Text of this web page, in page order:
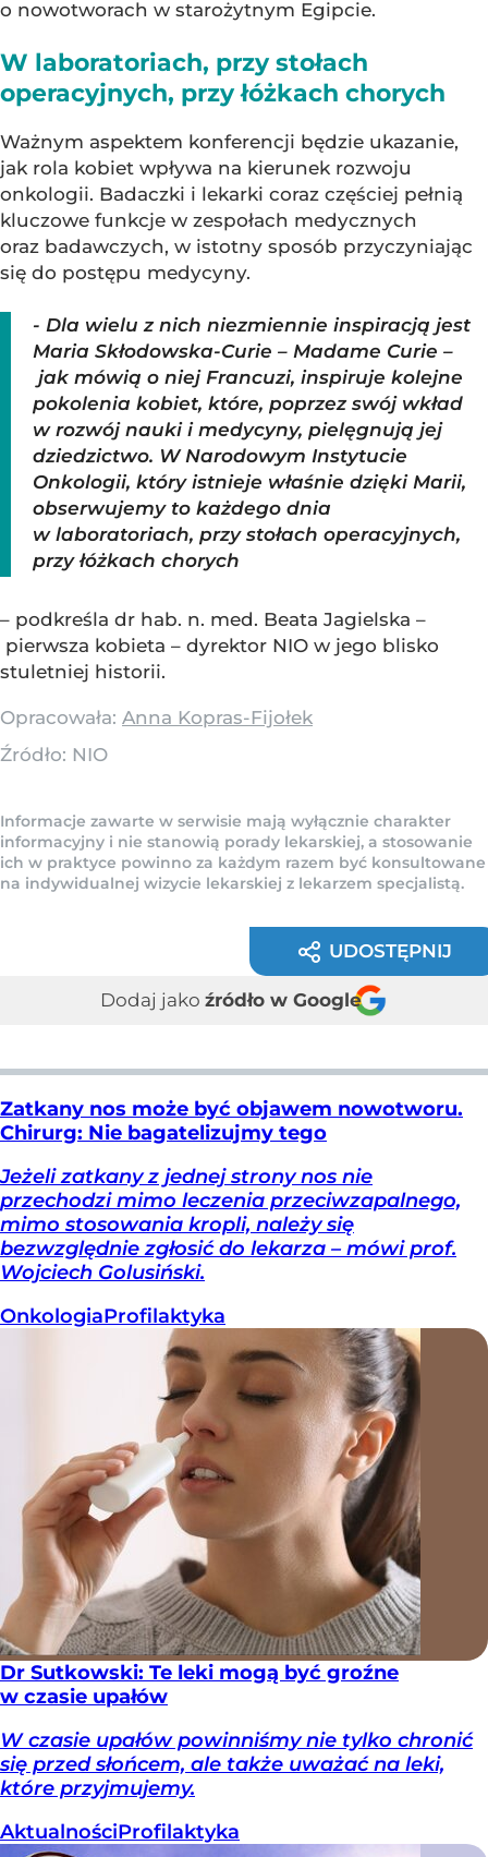
o nowotworach w starożytnym Egipcie.
W laboratoriach, przy stołach
operacyjnych, przy łóżkach chorych
Ważnym aspektem konferencji będzie ukazanie,
jak rola kobiet wpływa na kierunek rozwoju
onkologii. Badaczki i lekarki coraz częściej pełnią
kluczowe funkcje w zespołach medycznych
oraz badawczych, w istotny sposób przyczyniając
się do postępu medycyny.
- Dla wielu z nich niezmiennie inspiracją jest
Maria Skłodowska-Curie – Madame Curie –
jak mówią o niej Francuzi, inspiruje kolejne
pokolenia kobiet, które, poprzez swój wkład
w rozwój nauki i medycyny, pielęgnują jej
dziedzictwo. W Narodowym Instytucie
Onkologii, który istnieje właśnie dzięki Marii,
obserwujemy to każdego dnia
w laboratoriach, przy stołach operacyjnych,
przy łóżkach chorych
– podkreśla dr hab. n. med. Beata Jagielska –
pierwsza kobieta – dyrektor NIO w jego blisko
stuletniej historii.
Opracowała: Anna Kopras-Fijołek
Źródło: NIO
Informacje zawarte w serwisie mają wyłącznie charakter
informacyjny i nie stanowią porady lekarskiej, a stosowanie
ich w praktyce powinno za każdym razem być konsultowane
na indywidualnej wizycie lekarskiej z lekarzem specjalistą.
UDOSTĘPNIJ
Dodaj jako źródło w Google
Zatkany nos może być objawem nowotworu.
Chirurg: Nie bagatelizujmy tego
Jeżeli zatkany z jednej strony nos nie
przechodzi mimo leczenia przeciwzapalnego,
mimo stosowania kropli, należy się
bezwzględnie zgłosić do lekarza – mówi prof.
Wojciech Golusiński.
OnkologiaProfilaktyka
Dr Sutkowski: Te leki mogą być groźne
w czasie upałów
W czasie upałów powinniśmy nie tylko chronić
się przed słońcem, ale także uważać na leki,
które przyjmujemy.
AktualnościProfilaktyka